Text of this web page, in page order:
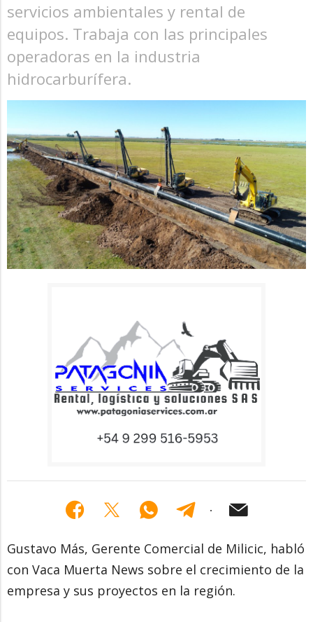
servicios ambientales y rental de
equipos. Trabaja con las principales
operadoras en la industria
hidrocarburífera.
Gustavo Más, Gerente Comercial de Milicic, habló
con Vaca Muerta News sobre el crecimiento de la
empresa y sus proyectos en la región.